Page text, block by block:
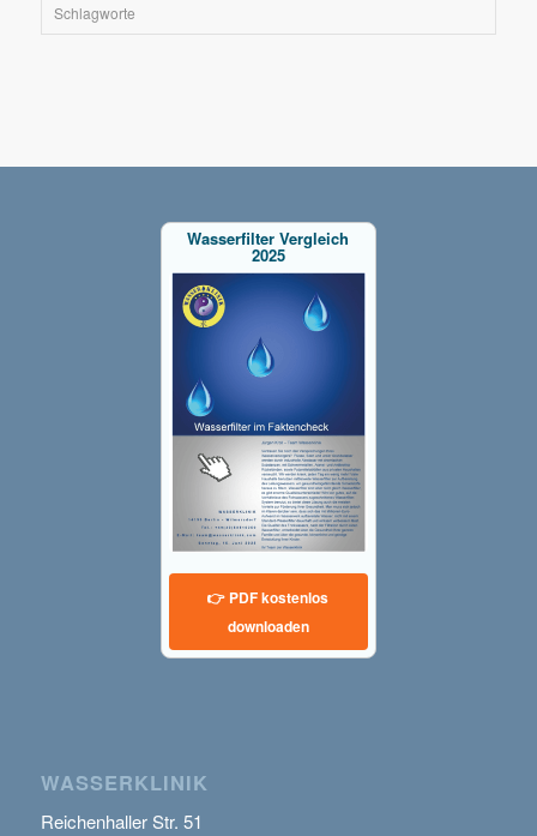
Schlagworte
Wasserfilter Vergleich
2025
👉 PDF kostenlos
downloaden
WASSERKLINIK
Reichenhaller Str. 51